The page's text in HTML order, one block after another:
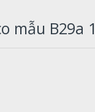
mẫu B29a